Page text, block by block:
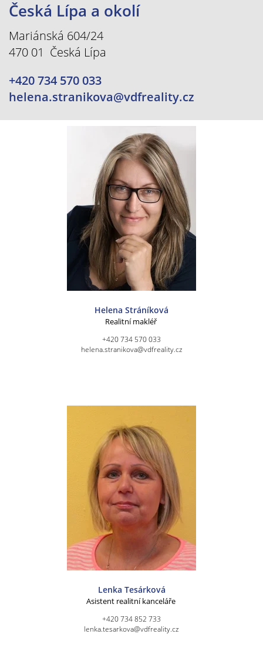
Česká Lípa a okolí
Mariánská 604/24
470 01 Česká Lípa
+420 734 570 033
helena.stranikova@vdfreality.cz
Helena Stráníková
Realitní makléř
+420 734 570 033
helena.stranikova@vdfreality.cz
Lenka Tesárková
Asistent realitní kanceláře
+420 734 852 733
lenka.tesarkova@vdfreality.cz